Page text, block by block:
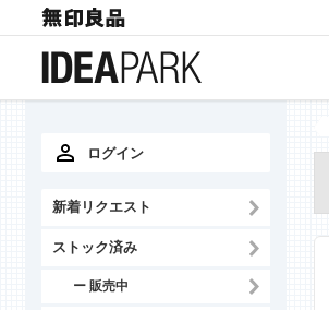
ログイン
新着リクエスト
ストック済み
ー 販売中